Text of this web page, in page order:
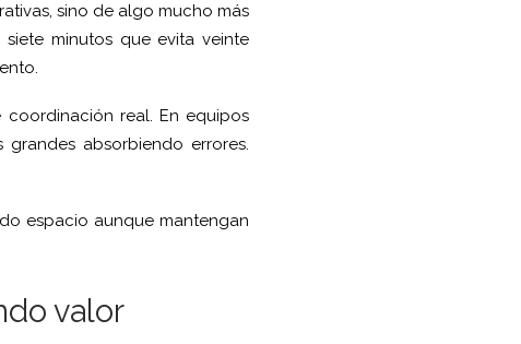
sino de algo mucho más
minutos que evita veinte
real. En equipos
absorbiendo errores.
espacio aunque mantengan
valor